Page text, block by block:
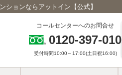
ションならアットイン【公式】
コールセンターへのお問合せ
0120-397-010
受付時間10:00～17:00(土日祝16:00)